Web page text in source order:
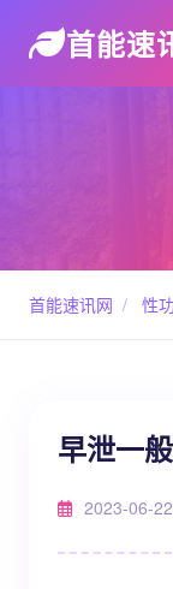
首能速
首能速讯网 / 性
早泄一
2023-06-